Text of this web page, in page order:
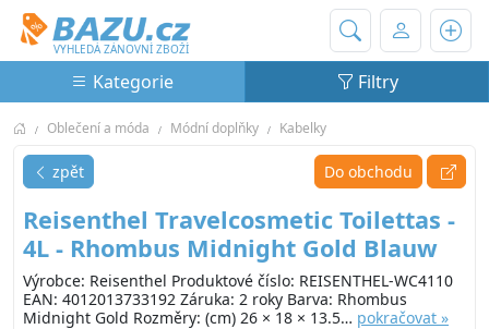
Bazu.cz
VYHLEDÁ ZÁNOVNÍ ZBOŽÍ
Kategorie Filtry
Oblečení a móda Módní doplňky Kabelky
zpět Do obchodu
Reisenthel Travelcosmetic Toilettas -
4L - Rhombus Midnight Gold Blauw
Výrobce: Reisenthel Produktové číslo: REISENTHEL-WC4110
EAN: 4012013733192 Záruka: 2 roky Barva: Rhombus
Midnight Gold Rozměry: (cm) 26 × 18 × 13.5… pokračovat »